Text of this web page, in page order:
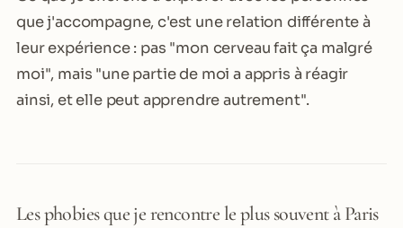
que j'accompagne, c'est une relation différente à
leur expérience : pas "mon cerveau fait ça malgré
moi", mais "une partie de moi a appris à réagir
ainsi, et elle peut apprendre autrement".
Les phobies que je rencontre le plus souvent à Paris